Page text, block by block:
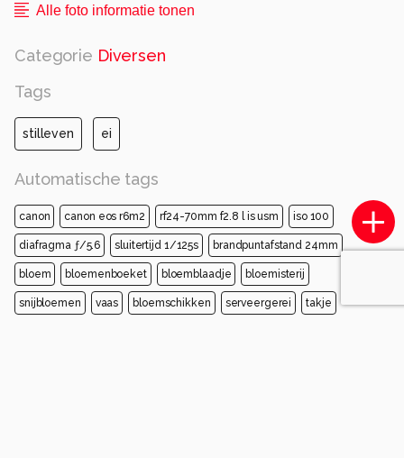
Alle foto informatie tonen
Categorie Diversen
Tags
stilleven ei
Automatische tags
canon canon eos r6m2 rf24-70mm f2.8 l is usm iso 100
diafragma ƒ/5.6 sluitertijd 1/125s brandpuntafstand 24mm
bloem bloemenboeket bloemblaadje bloemisterij
snijbloemen vaas bloemschikken serveergerei takje